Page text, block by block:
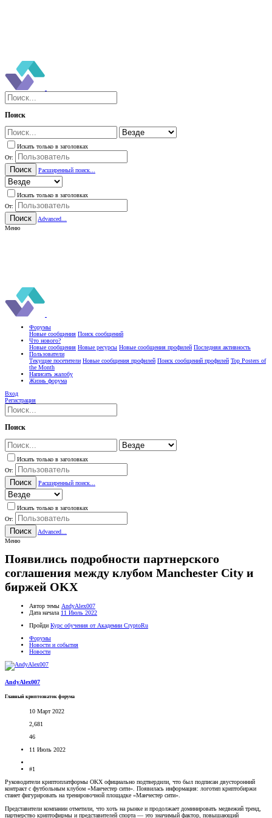
Поиск
Искать только в заголовках
От:
Поиск Расширенный поиск...
Искать только в заголовках
От:
Поиск
Advanced...
Меню
Форумы
Новые сообщения Поиск сообщений
Что нового?
Новые сообщения Новые ресурсы Новые сообщения профилей Последняя активность
Пользователи
Текущие посетители Новые сообщения профилей Поиск сообщений профилей Top Posters of
the Month
Написать жалобу
Жизнь форума
Вход
Регистрация
Поиск
Искать только в заголовках
От:
Поиск Расширенный поиск...
Искать только в заголовках
От:
Поиск
Advanced...
Меню
Появились подробности партнерского
соглашения между клубом Manchester City и
биржей OKX
Автор темы AndyAlex007
Дата начала 11 Июль 2022
Пройди Курс обучения от Академии CryptoRu
Форумы
Новости и события
Новости
AndyAlex007
Главный криптознаток форума
10 Март 2022
2,681
46
11 Июль 2022
#1
Руководители криптоплатформы OKX официально подтвердили, что был подписан двусторонний
контракт с футбольным клубом «Манчестер сити». Появилась информация: логотип криптобиржи
станет фигурировать на тренировочной площадке «Манчестер сити».
Представители компании отметили, что хоть на рынке и продолжает доминировать медвежий тренд,
партнерство криптофирмы и представителей спорта — это значимый фактор, повышающий